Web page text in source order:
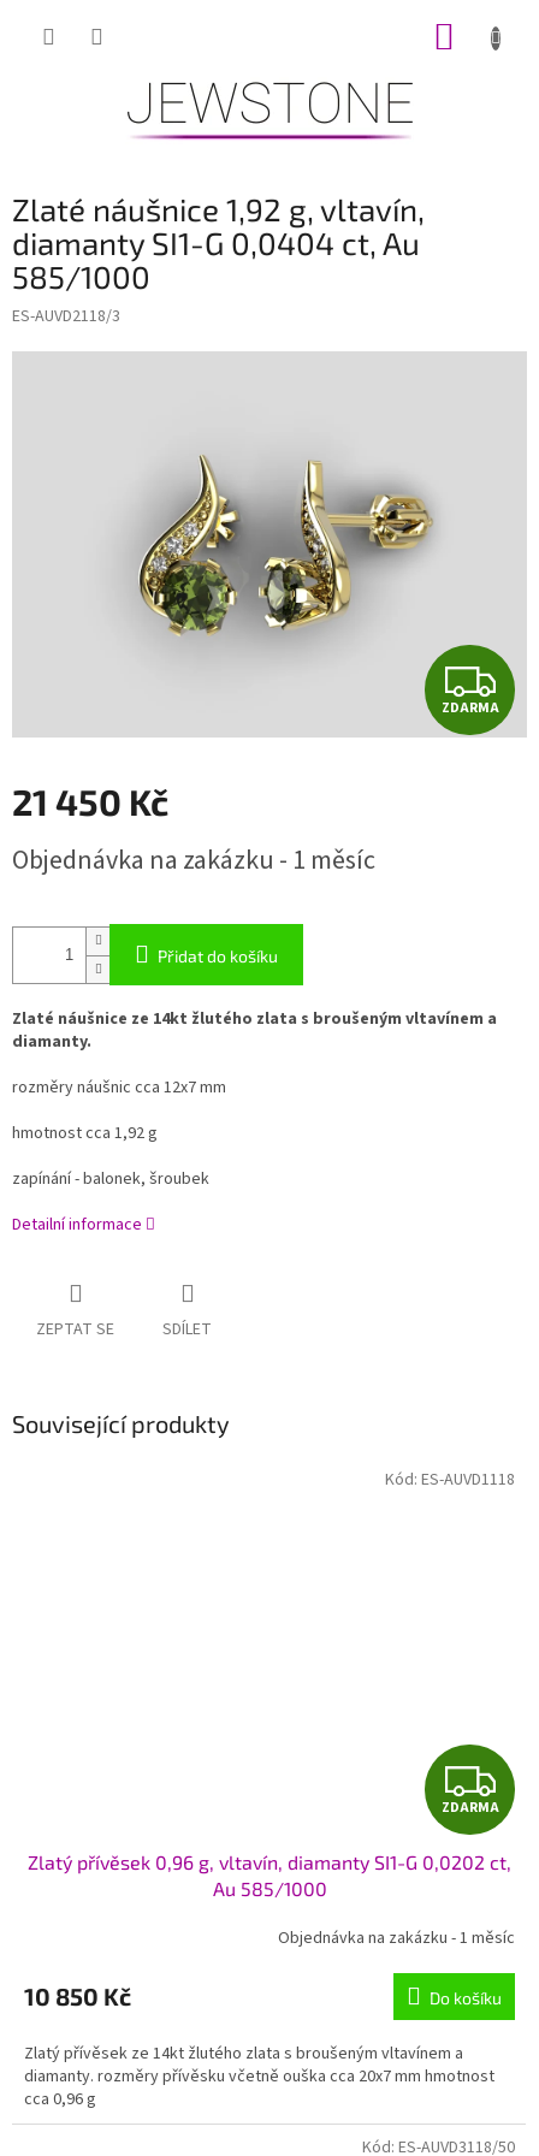
Zlaté náušnice 1,92 g, vltavín,
diamanty SI1-G 0,0404 ct, Au
585/1000
ES-AUVD2118/3
Z
D
ZDARMA
21 450 Kč
cena:
Objednávka na zakázku - 1 měsíc
Přidat do košíku
Zlaté náušnice ze 14kt žlutého zlata s broušeným vltavínem a
diamanty.
rozměry náušnic cca 12x7 mm
hmotnost cca 1,92 g
zapínání - balonek, šroubek
Detailní informace
ZEPTAT SE SDÍLET
Související produkty
Z
D
A
R
M
A
ZDARMA
Zlatý přívěsek 0,96 g, vltavín, diamanty SI1-G 0,0202 ct,
Au 585/1000
Objednávka na zakázku - 1 měsíc
10 850 Kč Do košíku
Zlatý přívěsek ze 14kt žlutého zlata s broušeným vltavínem a
diamanty. rozměry přívěsku včetně ouška cca 20x7 mm hmotnost
cca 0,96 g
Kód: ES-AUVD1118
Kód: ES-AUVD3118/50